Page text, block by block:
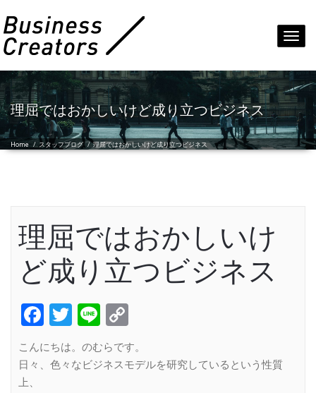
理屈ではおかしいけど成り立つビジネス
Home / スタッフブログ /理屈ではおかしいけど成り立つビジネス
理屈ではおかしいけ
ど成り立つビジネス
Facebook
Twitter
Line
Link
こんにちは。のむらです。
日々、色々なビジネスモデルを研究しているという性質
上、